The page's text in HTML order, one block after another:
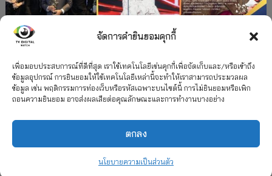
จัดการคำยินยอมคุกกี้
เพื่อมอบประสบการณ์ที่ดีที่สุด เราใช้เทคโนโลยีเช่นคุกกี้เพื่อจัดเก็บและ/หรือเข้าถึง
ข้อมูลอุปกรณ์ การยินยอมให้ใช้เทคโนโลยีเหล่านี้จะทำให้เราสามารถประมวลผล
ข้อมูล เช่น พฤติกรรมการท่องเว็บหรือรหัสเฉพาะบนไซต์นี้ การไม่ยินยอมหรือเพิก
ถอนความยินยอม อาจส่งผลเสียต่อคุณลักษณะและการทำงานบางอย่าง
ตกลง
นโยบายความเป็นส่วนตัว
”คุณพี่เจ้าขาดิฉันเป็นห่านมิใช่หงส์” กวาดรางวัล
เพียบ จาก 8 เวที
2026 TV Digital Watch All Rights Reserved.
รวมเรตติ้ง 2018-2022
สื่อวีดิทัศน์